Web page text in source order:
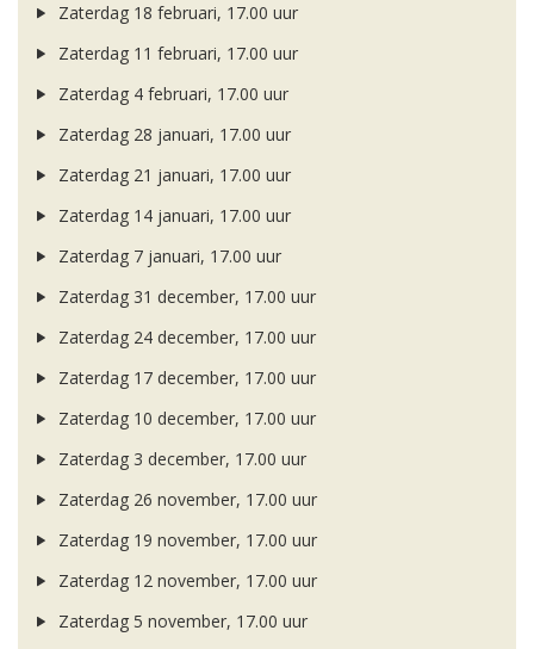
Zaterdag 18 februari, 17.00 uur
Zaterdag 11 februari, 17.00 uur
Zaterdag 4 februari, 17.00 uur
Zaterdag 28 januari, 17.00 uur
Zaterdag 21 januari, 17.00 uur
Zaterdag 14 januari, 17.00 uur
Zaterdag 7 januari, 17.00 uur
Zaterdag 31 december, 17.00 uur
Zaterdag 24 december, 17.00 uur
Zaterdag 17 december, 17.00 uur
Zaterdag 10 december, 17.00 uur
Zaterdag 3 december, 17.00 uur
Zaterdag 26 november, 17.00 uur
Zaterdag 19 november, 17.00 uur
Zaterdag 12 november, 17.00 uur
Zaterdag 5 november, 17.00 uur